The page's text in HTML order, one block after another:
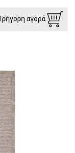
Γρήγορη αγορά